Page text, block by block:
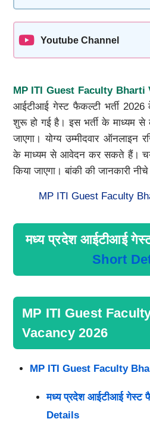
Youtube Channel
MP ITI Guest Faculty Bharti
आईटीआई गेस्ट फैकल्टी भर्ती 2026
शुरू हो गई है। इस भर्ती के माध्यम
जाएगा। योग्य उम्मीदवार ऑनलाइन
के माध्यम से आवेदन कर सकते हैं।
किया जाएगा। बांकी की जानकारी
MP ITI Guest Faculty
मध्य प्रदेश आईटीआई गेस्ट
Short
MP ITI Guest
Vacancy 2026
MP ITI Guest Faculty
मध्य प्रदेश आईटीआई गेस्ट
Details